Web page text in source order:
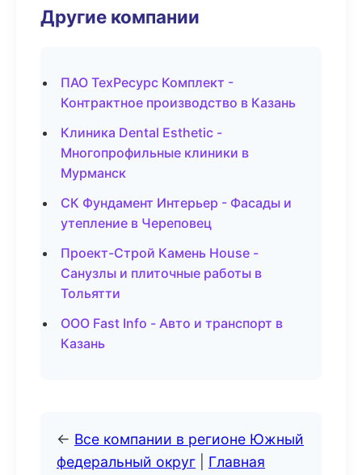
Другие компании
ПАО ТехРесурс Комплект -
Контрактное производство в Казань
Клиника Dental Esthetic -
Многопрофильные клиники в
Мурманск
СК Фундамент Интерьер - Фасады и
утепление в Череповец
Проект-Строй Камень House -
Санузлы и плиточные работы в
Тольятти
ООО Fast Info - Авто и транспорт в
Казань
← Все компании в регионе Южный
федеральный округ
Главная